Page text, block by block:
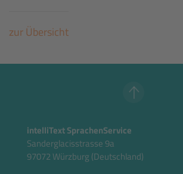
zur Übersicht
intelliText SprachenService
Sanderglacisstrasse 9a
97072 Würzburg (Deutschland)